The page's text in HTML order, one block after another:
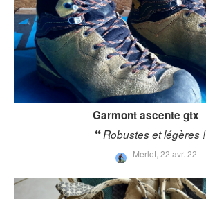
Garmontascente gtx
Robustes et légères !
Merlot, 22 avr. 22